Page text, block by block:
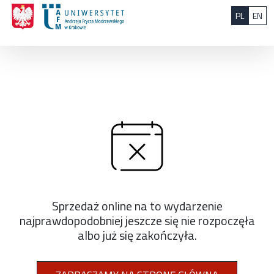
Przejdź do treści
PLPolski
EN
Sprzedaż online na to wydarzenie
najprawdopodobniej jeszcze się nie rozpoczęła
albo już się zakończyła.